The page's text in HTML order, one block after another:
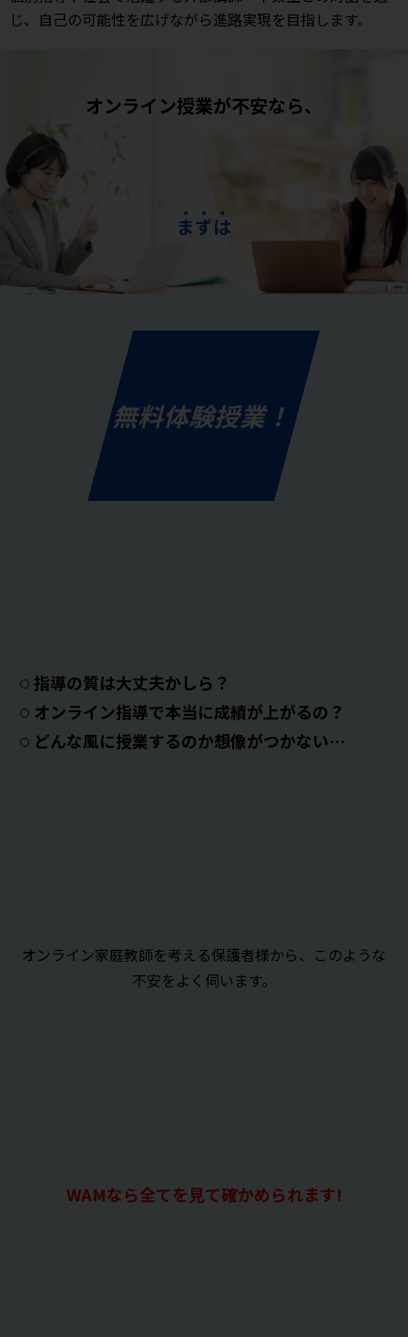
じ、自己の可能性を広げながら進路実現を目指します。
オンライン授業が不安なら、
まず は
無料体験授業！
指導の質は大丈夫かしら？
オンライン指導で本当に成績が上がるの？
どんな風に授業するのか想像がつかない…
オンライン家庭教師を考える保護者様から、このような
不安をよく伺います。
WAMなら全てを見て確かめられます!